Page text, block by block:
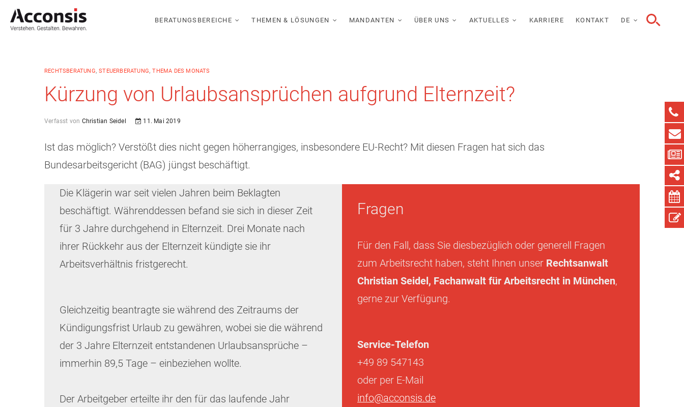
BERATUNGSBEREICHE THEMEN & LÖSUNGEN MANDANTEN ÜBER UNS AKTUELLES KARRIERE KONTAKT DE
RECHTSBERATUNG,STEUERBERATUNG,THEMA DES MONATS
Kürzung von Urlaubsansprüchen aufgrund Elternzeit?
Verfasst von Christian Seidel 11. Mai 2019
Ist das möglich? Verstößt dies nicht gegen höherrangiges, insbesondere EU-Recht? Mit diesen Fragen hat sich das
Bundesarbeitsgericht (BAG) jüngst beschäftigt.
Die Klägerin war seit vielen Jahren beim Beklagten
beschäftigt. Währenddessen befand sie sich in dieser Zeit
für 3 Jahre durchgehend in Elternzeit. Drei Monate nach
ihrer Rückkehr aus der Elternzeit kündigte sie ihr
Arbeitsverhältnis fristgerecht.
Gleichzeitig beantragte sie während des Zeitraums der
Kündigungsfrist Urlaub zu gewähren, wobei sie die während
der 3 Jahre Elternzeit entstandenen Urlaubsansprüche –
immerhin 89,5 Tage – einbeziehen wollte.
Der Arbeitgeber erteilte ihr den für das laufende Jahr
Fragen
Für den Fall, dass Sie diesbezüglich oder generell Fragen
zum Arbeitsrecht haben, steht Ihnen unser Rechtsanwalt
Christian Seidel, Fachanwalt für Arbeitsrecht in München,
gerne zur Verfügung.
Service-Telefon
+49 89 547143
oder per E-Mail
info@acconsis.de